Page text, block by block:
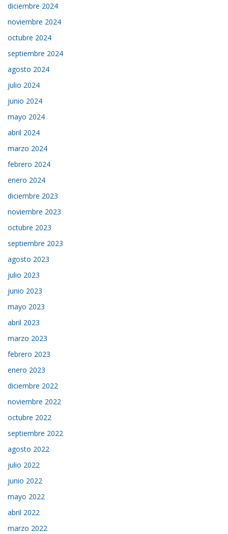
diciembre 2024
noviembre 2024
octubre 2024
septiembre 2024
agosto 2024
julio 2024
junio 2024
mayo 2024
abril 2024
marzo 2024
febrero 2024
enero 2024
diciembre 2023
noviembre 2023
octubre 2023
septiembre 2023
agosto 2023
julio 2023
junio 2023
mayo 2023
abril 2023
marzo 2023
febrero 2023
enero 2023
diciembre 2022
noviembre 2022
octubre 2022
septiembre 2022
agosto 2022
julio 2022
junio 2022
mayo 2022
abril 2022
marzo 2022